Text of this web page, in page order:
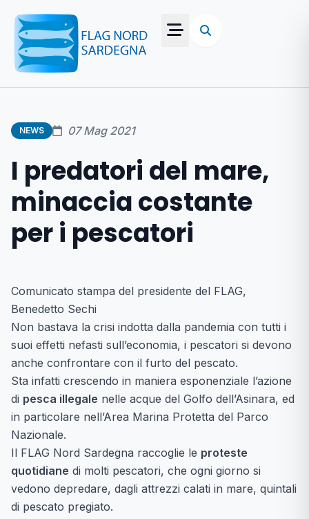
NEWS 07 Mag 2021
I predatori del mare,
minaccia costante
per i pescatori
Comunicato stampa del presidente del FLAG,
Benedetto Sechi
Non bastava la crisi indotta dalla pandemia con tutti i
suoi effetti nefasti sull’economia, i pescatori si devono
anche confrontare con il furto del pescato.
Sta infatti crescendo in maniera esponenziale l’azione
di pesca illegale nelle acque del Golfo dell’Asinara, ed
in particolare nell’Area Marina Protetta del Parco
Nazionale.
Il FLAG Nord Sardegna raccoglie le proteste
quotidiane di molti pescatori, che ogni giorno si
vedono depredare, dagli attrezzi calati in mare, quintali
di pescato pregiato.